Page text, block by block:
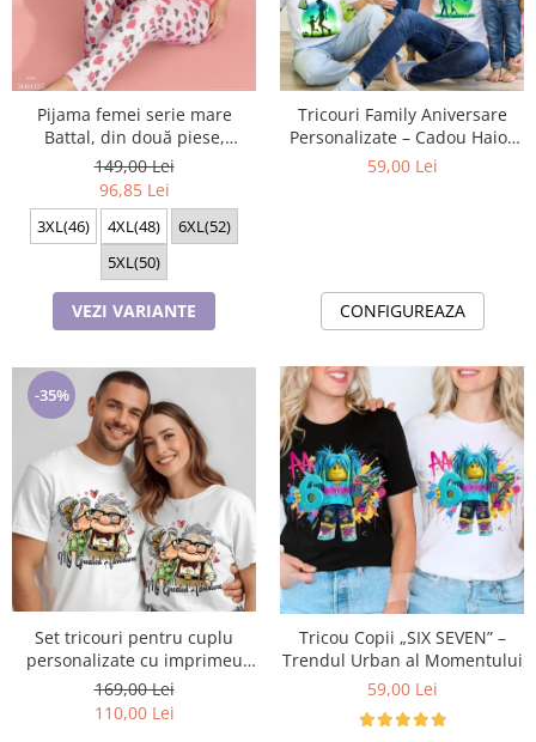
Pijama femei serie mare
Battal, din două piese,
bumbac , Lux PIJ300025
149,00 Lei
96,85 Lei
3XL(46) 4XL(48)
6XL(52)
5XL(50)
VEZI VARIANTE
Tricouri Family Aniversare
Personalizate – Cadou Haios
pentru Copii și Părinți |
59,00 Lei
CONFIGUREAZA
-35%
Set tricouri pentru cuplu
personalizate cu imprimeu
My Greatest Adventure|
Valentine’s Day ❤️
169,00 Lei
110,00 Lei
Tricou Copii „SIX SEVEN” –
Trendul Urban al Momentului
59,00 Lei